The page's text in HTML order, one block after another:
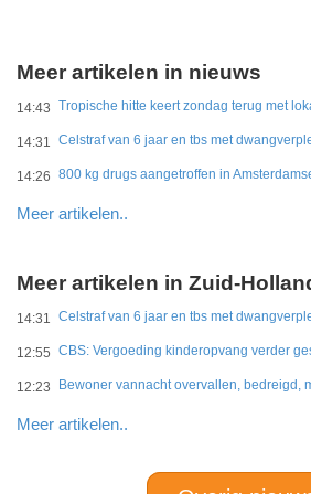
Meer artikelen in nieuws
14:43 Tropische hitte keert zondag terug met
14:31
14:26 800 kg drugs aangetroffen in
Meer artikelen..
Meer artikelen in Zuid-
14:31
12:55 CBS: Vergoeding kinderopvang verder
12:23
Meer artikelen..